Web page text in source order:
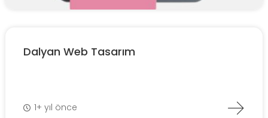
Dalyan Web Tasarım
1+ yıl önce